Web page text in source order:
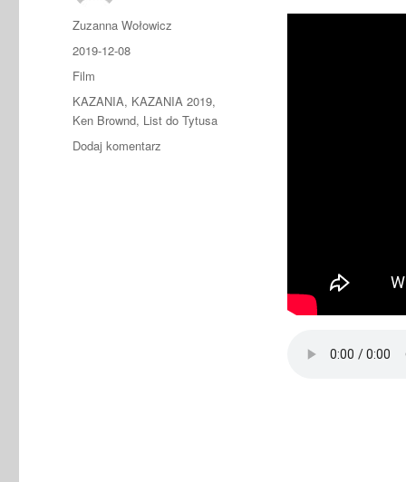
Autor
Zuzanna Wołowicz
Data
publikacji
2019-12-08
Format
Film
Kategorie
KAZANIA, KAZANIA 2019,
Ken Brownd, List do Tytusa
Dodaj komentarz